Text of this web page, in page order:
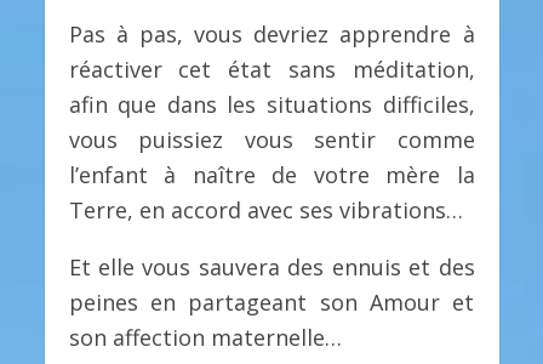
Pas à pas, vous devriez apprendre à
réactiver cet état sans méditation,
afin que dans les situations difficiles,
vous puissiez vous sentir comme
l’enfant à naître de votre mère la
Terre, en accord avec ses vibrations…
Et elle vous sauvera des ennuis et des
peines en partageant son Amour et
son affection maternelle…